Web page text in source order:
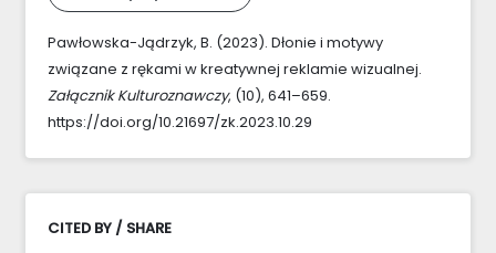
Pawłowska-Jądrzyk, B. (2023). Dłonie i motywy
związane z rękami w kreatywnej reklamie wizualnej.
Załącznik Kulturoznawczy, (10), 641–659.
https://doi.org/10.21697/zk.2023.10.29
CITED BY / SHARE